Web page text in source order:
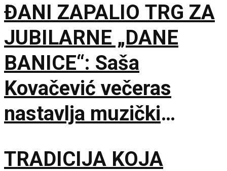
ĐANI ZAPALIO TRG ZA
JUBILARNE „DANE
BANICE“: Saša
Kovačević večeras
nastavlja muzički
TRADICIJA KOJA